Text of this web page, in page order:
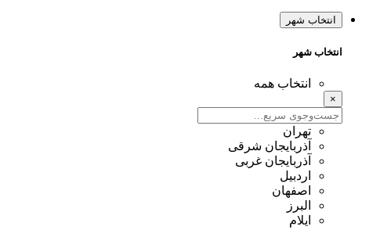
انتخاب شهر
انتخاب شهر
انتخاب همه
×
تهران
آذربایجان شرقی
آذربایجان غربی
اردبیل
اصفهان
البرز
ایلام